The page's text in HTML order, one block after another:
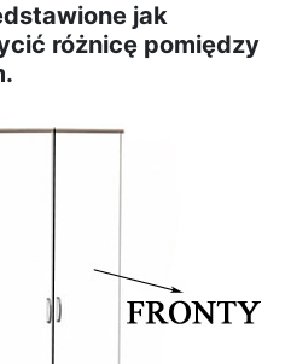
jak
różnicę pomiędzy